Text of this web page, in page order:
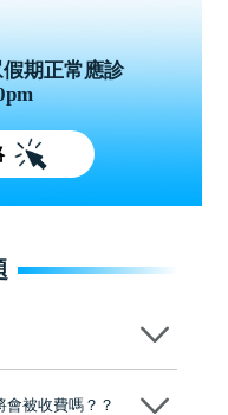
期正常應診
院匯聚來自香港、內地的
爾種植系統全球放心植牙中
會被收費嗎？？